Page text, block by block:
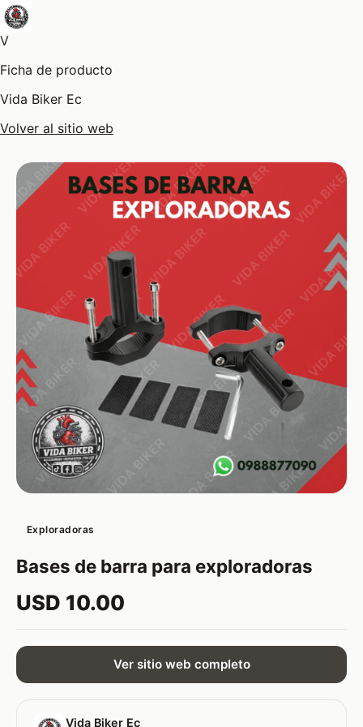
V
Ficha de producto
Vida Biker Ec
Volver al sitio web
Exploradoras
Bases de barra para exploradoras
USD 10.00
Ver sitio web completo
Vida Biker Ec